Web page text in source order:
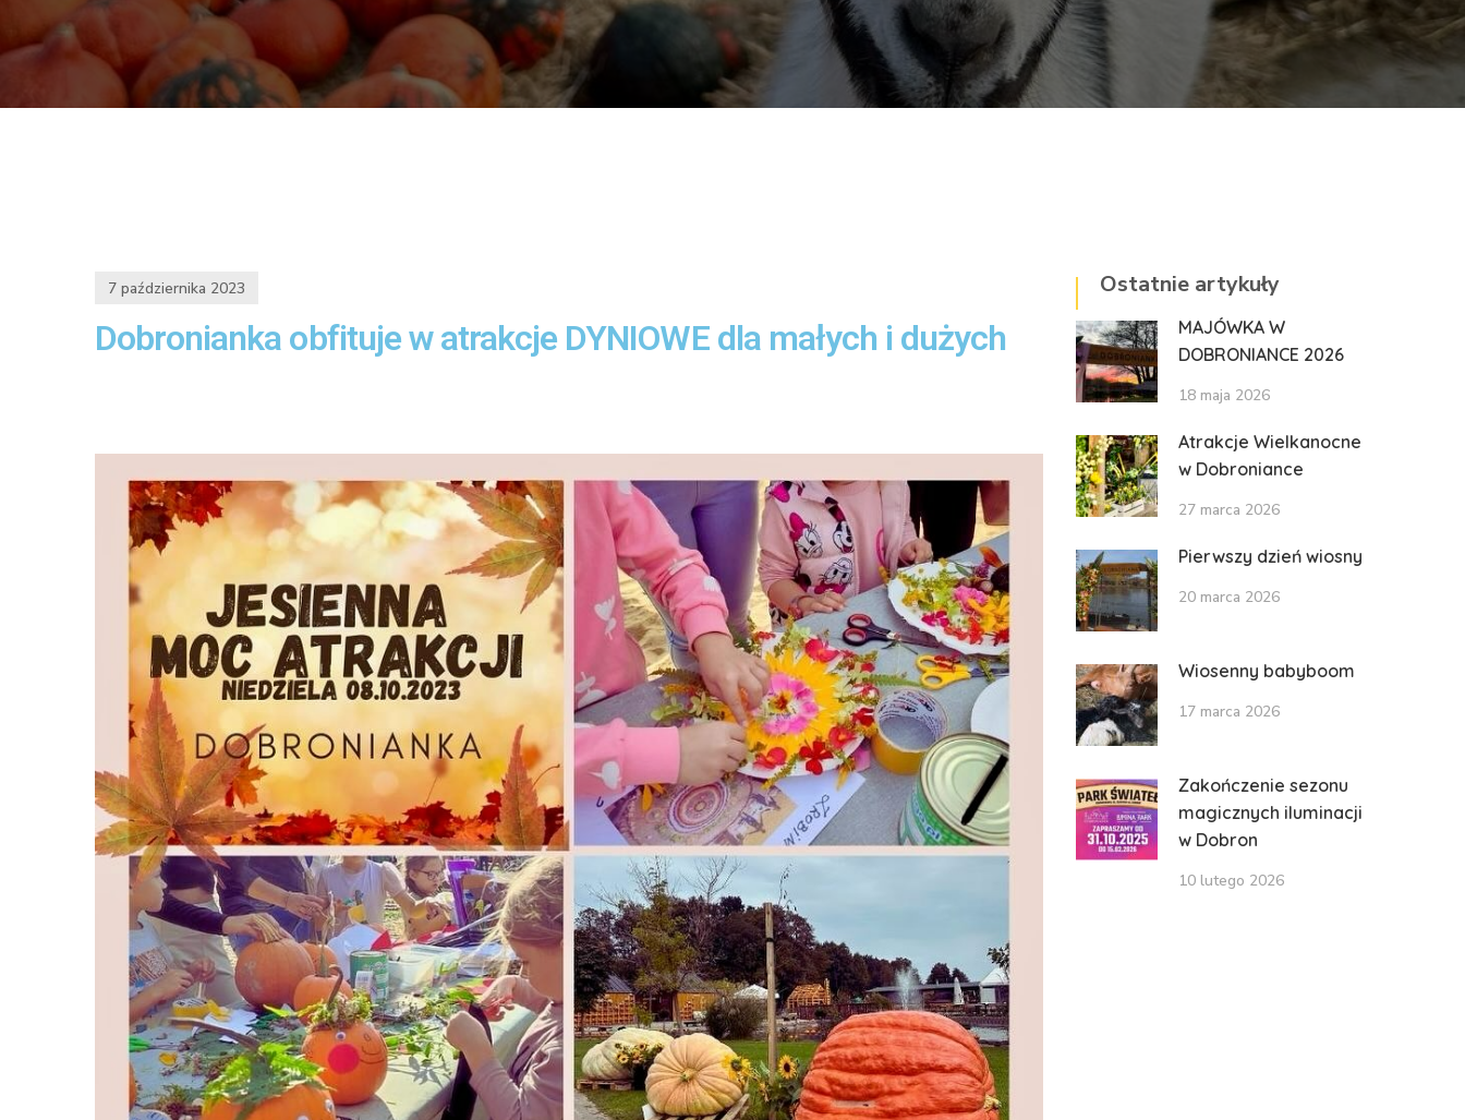
7 października 2023
Dobronianka obfituje w atrakcje DYNIOWE dla małych i dużych
Ostatnie artykuły
MAJÓWKA W
DOBRONIANCE 2026
18 maja 2026
Atrakcje Wielkanocne
w Dobroniance
27 marca 2026
Pierwszy dzień wiosny
20 marca 2026
Wiosenny babyboom
17 marca 2026
Zakończenie sezonu
magicznych iluminacji
w Dobron
10 lutego 2026